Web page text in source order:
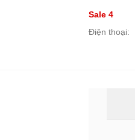
Sale 4
Điện thoại: